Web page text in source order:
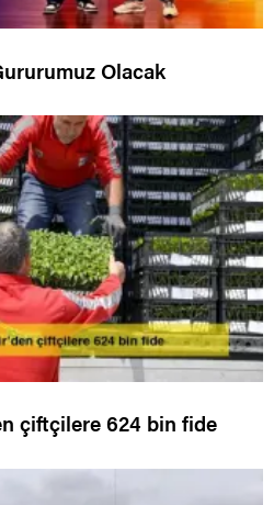
Olacak
çiftçilere 624 bin fide